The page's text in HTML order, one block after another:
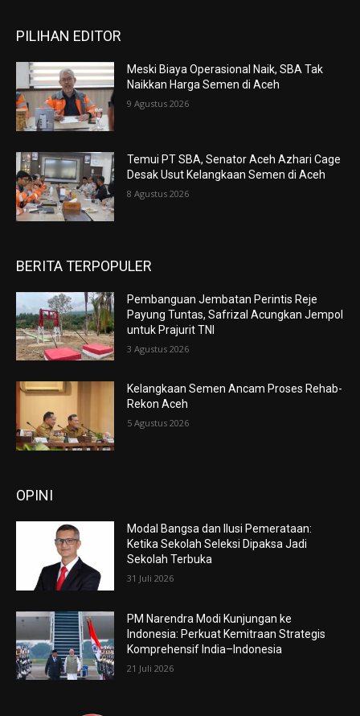
PILIHAN EDITOR
Meski Biaya Operasional Naik, SBA Tak
Naikkan Harga Semen di Aceh
9 Agustus 2026
Temui PT SBA, Senator Aceh Azhari Cage
Desak Usut Kelangkaan Semen di Aceh
8 Agustus 2026
BERITA TERPOPULER
Pembanguan Jembatan Perintis Reje
Payung Tuntas, Safrizal Acungkan Jempol
untuk Prajurit TNI
3 Agustus 2026
Kelangkaan Semen Ancam Proses Rehab-
Rekon Aceh
5 Agustus 2026
OPINI
Modal Bangsa dan Ilusi Pemerataan:
Ketika Sekolah Seleksi Dipaksa Jadi
Sekolah Terbuka
31 Juli 2026
PM Narendra Modi Kunjungan ke
Indonesia: Perkuat Kemitraan Strategis
Komprehensif India–Indonesia
21 Juli 2026